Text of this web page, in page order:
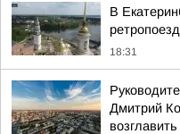
В
18:31
Дмитрий